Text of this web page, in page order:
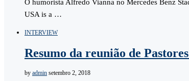
O humorista Alfredo Vianna no Mercedes Benz
USA is a …
INTERVIEW
Resumo da reunião de
by admin setembro 2, 2018